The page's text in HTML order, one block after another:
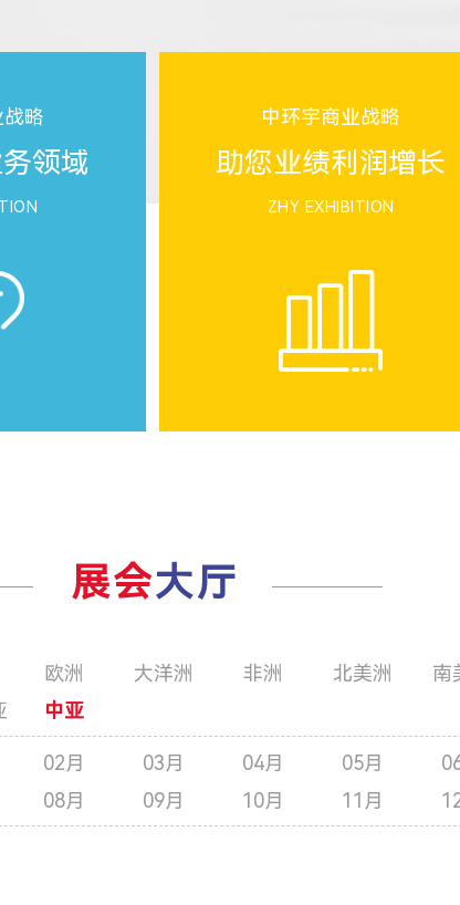
略
领域
中环宇商业战略
助您业绩利润增长
ZHY EXHIBITION
展会大厅
欧洲 大洋洲 非洲 北美洲
南
中亚
02月 03月 04月 05月
08月 09月 10月 11月